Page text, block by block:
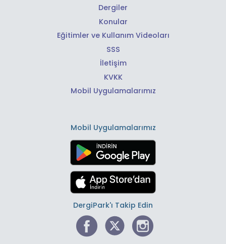
Dergiler
Konular
Eğitimler ve Kullanım Videoları
SSS
İletişim
KVKK
Mobil Uygulamalarımız
Mobil Uygulamalarımız
DergiPark'ı Takip Edin